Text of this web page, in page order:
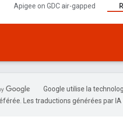
Apigee on GDC air-gapped
Google utilise la
Les traductions générées par